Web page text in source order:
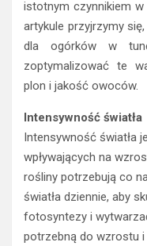
artykule przyjrzymy
dla ogórków w
zoptymalizować te
plon i jakość owoców.
Intensywność światła
wpływających na
rośliny potrzebują co
światła dziennie, aby
fotosyntezy i
potrzebną do wzrostu